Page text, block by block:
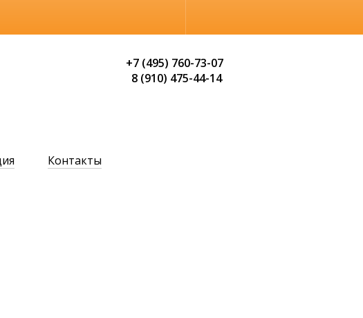
+7 (495) 760-73-07
8 (910) 475-44-14
Контакты